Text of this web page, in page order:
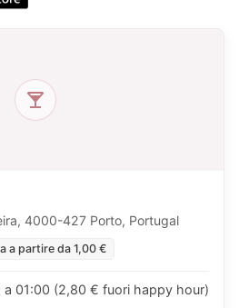
4000-427 Porto, Portugal
a partire da 1,00 €
a 01:00 (2,80 € fuori happy hour)